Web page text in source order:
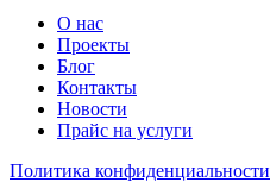
О нас
Проекты
Блог
Контакты
Новости
Прайс на услуги
Политика конфиденциальности